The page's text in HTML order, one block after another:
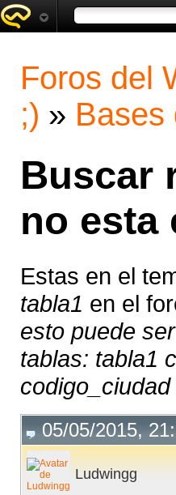
Foros del
;) » Bases
Buscar
no esta
Estas en el
tabla1 en el
esto puede
tablas: tabla1
codigo_ciudad
05/05/2015,
Ludwingg